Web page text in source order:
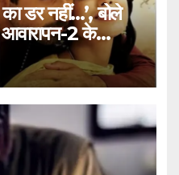
डर नहीं…’, बोले
आवारापन-2 के
Mukesh
Hashmi
release